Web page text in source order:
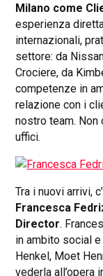
Milano come
esperienza
internazionali,
settore: da
Crociere, da
competenze in
relazione con i
nostro team.
uffici.
Tra i nuovi arrivi,
Francesca
Director.
in ambito social
Henkel, Moet
vederla all’opera